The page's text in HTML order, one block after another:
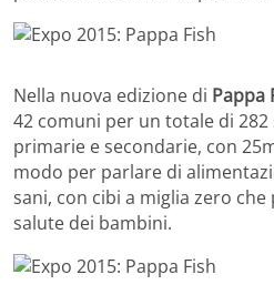
Nella nuova edizione di Pappa
42 comuni per un totale di 282
primarie e secondarie, con
modo per parlare di
sani, con cibi a miglia zero
salute dei bambini.